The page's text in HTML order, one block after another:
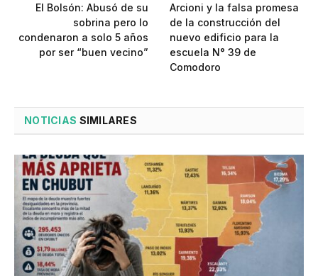
El Bolsón: Abusó de su
sobrina pero lo
condenaron a solo 5 años
por ser “buen vecino”
Arcioni y la falsa promesa
de la construcción del
nuevo edificio para la
escuela N° 39 de
Comodoro
NOTICIAS SIMILARES